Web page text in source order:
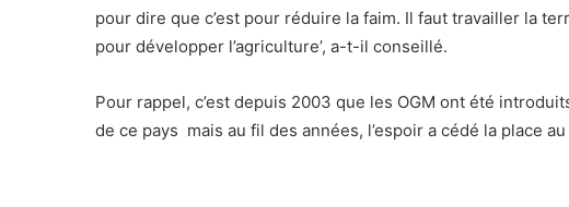
pour dire que c’est pour réduire la faim. Il faut travailler la
pour développer l’agriculture’, a-t-il conseillé.
Pour rappel, c’est depuis 2003 que les OGM ont été
de ce pays mais au fil des années, l’espoir a cédé la place